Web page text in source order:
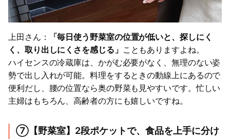
上田さん：
「毎日使う野菜室の位置が低いと、探しにく
く、取り出しにくさを感じる」 こともありますよね。
ハイセンスの冷蔵庫は、かがむ必要がなく、無理のない姿
勢で出し入れが可能。料理をするときの動線上にあるので
便利だし、腰の位置なら奥の野菜も見やすいです。忙しい
主婦はもちろん、高齢者の方にも嬉しいですね。
⑦【野菜室】2段ポケットで、食品を上手に分け